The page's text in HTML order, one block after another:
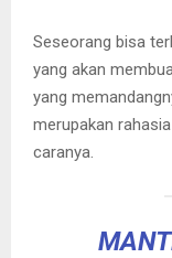
Seseorang bisa
yang akan
yang
merupakan
caranya.